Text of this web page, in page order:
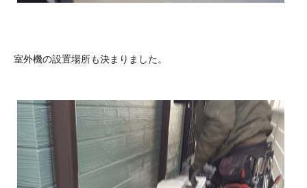
室外機の設置場所も決まりました。